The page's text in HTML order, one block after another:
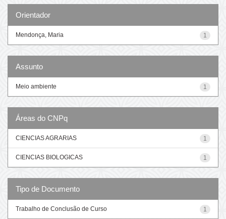
Orientador
1
Mendonça, Maria
Assunto
1
Meio ambiente
Áreas do CNPq
1
CIENCIAS AGRARIAS
1
CIENCIAS BIOLOGICAS
Tipo de Documento
1
Trabalho de Conclusão de Curso